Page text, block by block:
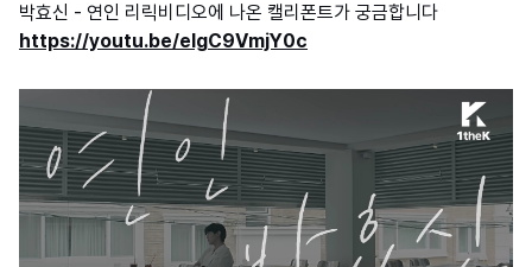
박효신 - 연인 리릭비디오에 나온 캘리폰트가 궁금합니다
https://youtu.be/eIgC9VmjY0c